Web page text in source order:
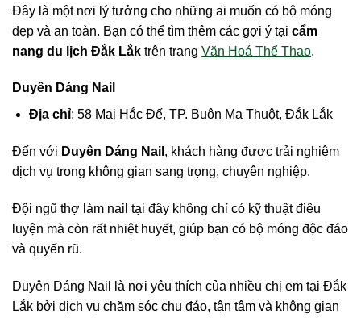
Đây là một nơi lý tưởng cho những ai muốn có bộ móng
đẹp và an toàn. Bạn có thể tìm thêm các gợi ý tại cẩm
nang du lịch Đắk Lắk trên trang Văn Hoá Thể Thao.
Duyên Dáng Nail
Địa chỉ: 58 Mai Hắc Đế, TP. Buôn Ma Thuột, Đắk Lắk
Đến với Duyên Dáng Nail , khách hàng được trải nghiệm
dịch vụ trong không gian sang trọng, chuyên nghiệp.
Đội ngũ thợ làm nail tại đây không chỉ có kỹ thuật điêu
luyện mà còn rất nhiệt huyết, giúp bạn có bộ móng độc đáo
và quyến rũ.
Duyên Dáng Nail là nơi yêu thích của nhiều chị em tại Đắk
Lắk bởi dịch vụ chăm sóc chu đáo, tận tâm và không gian